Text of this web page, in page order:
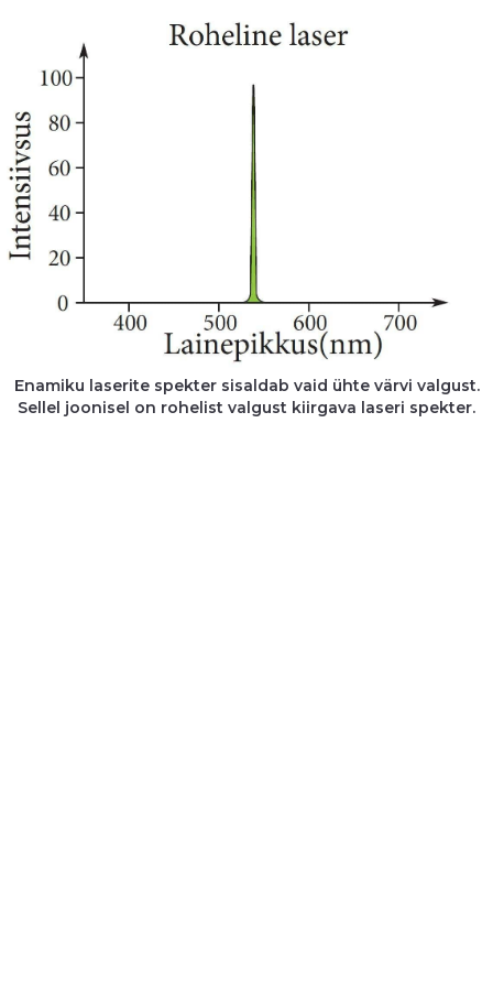
Enamiku laserite spekter sisaldab vaid ühte värvi valgust.
Sellel joonisel on rohelist valgust kiirgava laseri spekter.